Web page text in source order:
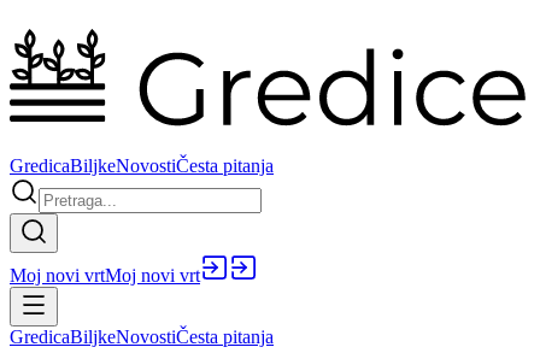
GredicaBiljkeNovostiČesta pitanja
Moj novi vrtMoj novi vrt
GredicaBiljkeNovostiČesta pitanja